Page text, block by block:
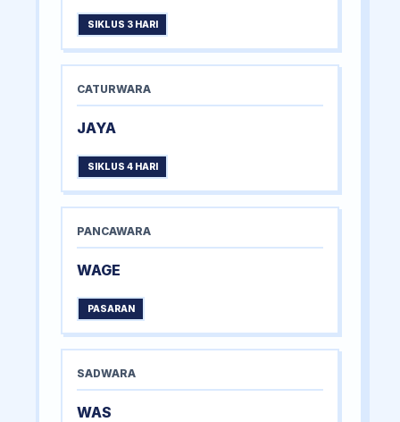
SIKLUS 3 HARI
CATURWARA
JAYA
SIKLUS 4 HARI
PANCAWARA
WAGE
PASARAN
SADWARA
WAS